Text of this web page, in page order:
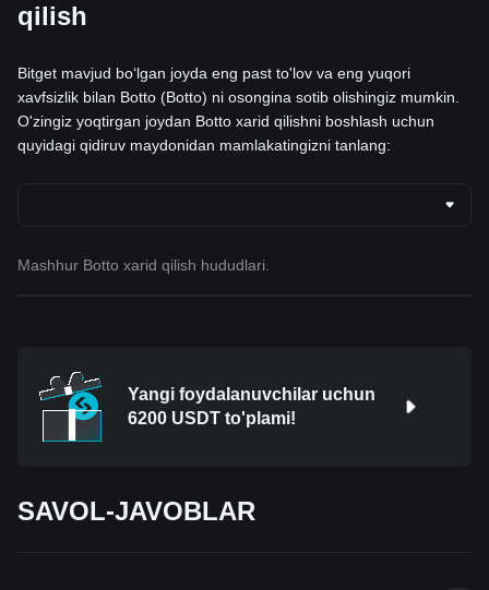
qilish
Bitget mavjud boʻlgan joyda eng past to'lov va eng yuqori
xavfsizlik bilan Botto (Botto) ni osongina sotib olishingiz mumkin.
O'zingiz yoqtirgan joydan Botto xarid qilishni boshlash uchun
quyidagi qidiruv maydonidan mamlakatingizni tanlang:
Mashhur Botto xarid qilish hududlari.
Yangi foydalanuvchilar uchun
6200 USDT to'plami!
SAVOL-JAVOBLAR